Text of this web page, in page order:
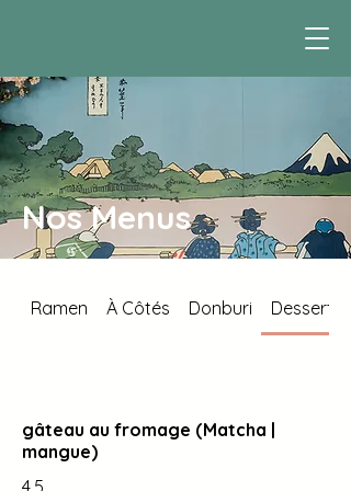
Nos Menus
Ramen À Côtés Donburi Dessert
gâteau au fromage (Matcha |
mangue)
4,5